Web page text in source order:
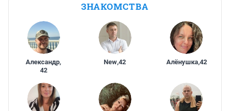
ЗНАКОМСТВА
Александр,
42
New,42 Алёнушка,42